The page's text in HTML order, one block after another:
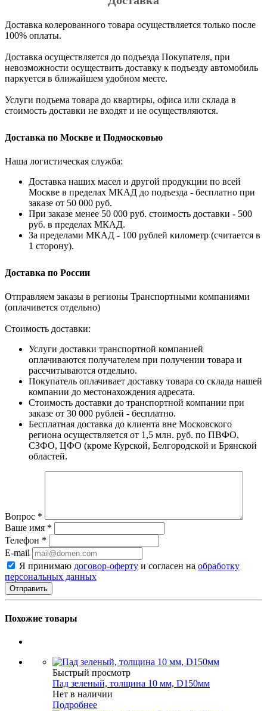
Доставка колерованного товара осуществляется только после
100% оплаты.
Доставка осуществляется до подъезда Покупателя, при
невозможности осуществить доставку к подъезду автомобиль
паркуется в ближайшем удобном месте.
Услуги подъема товара до квартиры, офиса или склада в
стоимость доставки не входят и не осуществляются.
Доставка по Москве и Подмосковью
Наша логистическая служба:
Доставка наших масел и другой продукции по всей
Москве в пределах МКАД до подъезда - бесплатно при
заказе от 50 000 руб.
При заказе менее 50 000 руб. стоимость доставки - 500
руб. в пределах МКАД.
За пределами МКАД - 100 рублей километр (считается в
1 сторону).
Доставка по России
Отправляем заказы в регионы Транспортными компаниями
(оплачивется отдельно)
Стоимость доставки:
Услуги доставки транспортной компанией
оплачиваются получателем при получении товара и
рассчитываются отдельно.
Покупатель оплачивает доставку товара со склада нашей
компании до местонахождения адресата.
Стоимость доставки до транспортной компании при
заказе от 30 000 рублей - бесплатно.
Бесплатная доставка до клиента вне Московского
региона осуществляется от 1,5 млн. руб. по ПВФО,
СЗФО, ЦФО (кроме Курской, Белгородской и Брянской
областей.
Вопрос *
Ваше имя *
Телефон *
E-mail
Я принимаю договор-оферту и согласен на обработку
персональных данных
Похожие товары
Быстрый просмотр
Пад зеленый, толщина 10 мм, D150мм
Нет в наличии
Подробнее